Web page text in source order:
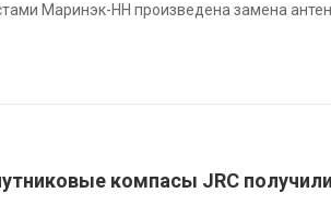
Маринэк-НН произведена замена
компасы JRC